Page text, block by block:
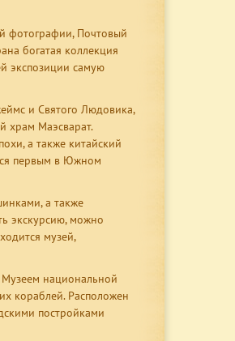
фотографии, Почтовый
богатая коллекция
экспозиции самую
и Святого Людовика,
храм Маэсварат.
а также китайский
первым в Южном
а также
экскурсию, можно
музей,
национальной
кораблей. Расположен
постройками